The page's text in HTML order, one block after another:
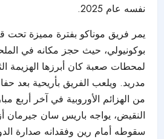
نفسه عام 2025.
يمر فريق موناكو بفترة مميزة تحت
بوكونيولي، حيث حجز مكانه في
مدريد. ويلعب الفريق بأريحية بعد
من الهزائم الأوروبية في آخر أربع
النقيض، يواجه باريس سان جيرمان
سقوطه أمام رين وفقدانه صدارة